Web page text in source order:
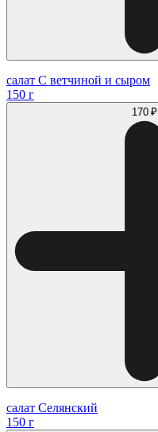
салат С ветчиной и сыром
150 г
170 ₽
салат Селянский
150 г